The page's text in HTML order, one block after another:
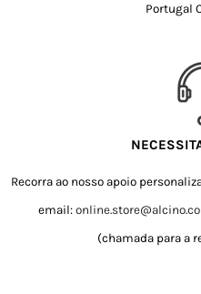
Portugal
Recorra ao nosso apoio
email:
(chamada para a